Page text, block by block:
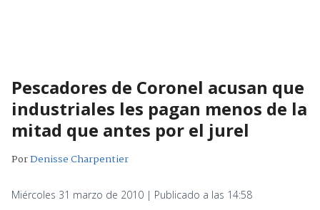
Pescadores de Coronel acusan que
industriales les pagan menos de la
mitad que antes por el jurel
PorDenisse Charpentier
Miércoles 31 marzo de 2010 | Publicado a las 14:58